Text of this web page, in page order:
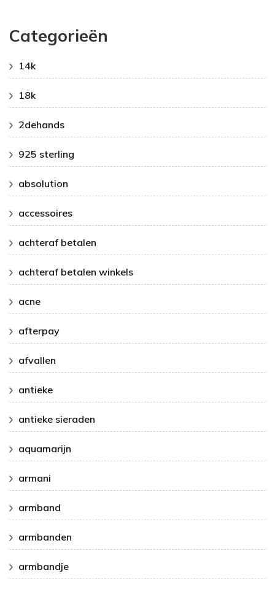
Categorieën
14k
18k
2dehands
925 sterling
absolution
accessoires
achteraf betalen
achteraf betalen winkels
acne
afterpay
afvallen
antieke
antieke sieraden
aquamarijn
armani
armband
armbanden
armbandje